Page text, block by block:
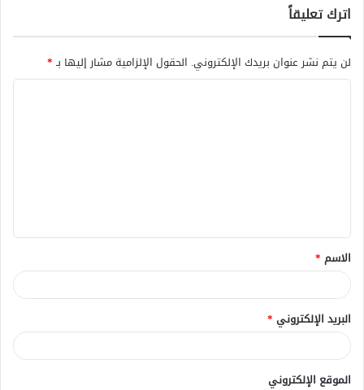
اترك تعليقاً
لن يتم نشر عنوان بريدك الإلكتروني. الحقول الإلزامية مشار إليها بـ*
ق
*
الاسم *
البريد الإلكتروني *
الموقع الإلكتروني